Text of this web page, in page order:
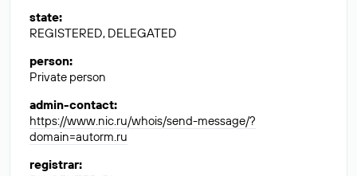
state:
REGISTERED, DELEGATED
person:
Private person
admin-contact:
https://www.nic.ru/whois/send-message/?
domain=autorm.ru
registrar: